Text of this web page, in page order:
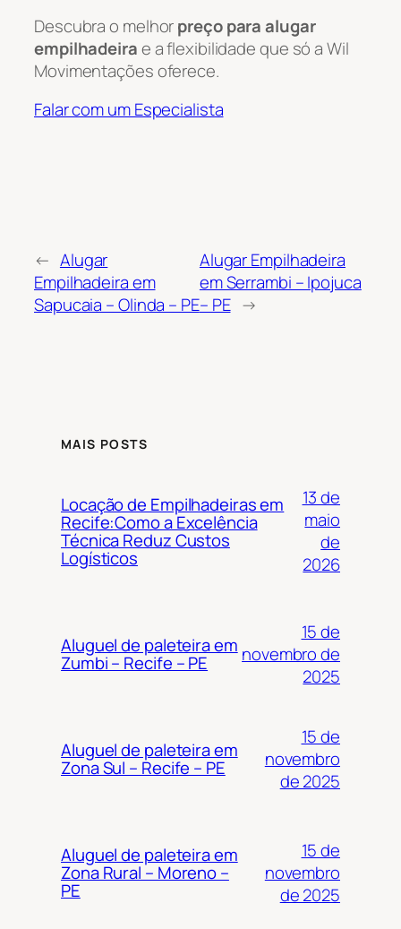
Descubra o melhorpreço para alugar
empilhadeirae a flexibilidade que só a Wil
Movimentações oferece.
Falar com um Especialista
← Alugar
Empilhadeira em
Sapucaia – Olinda – PE
Alugar Empilhadeira
em Serrambi – Ipojuca
– PE →
MAIS POSTS
Locação de Empilhadeiras em
Recife:Como a Excelência
Técnica Reduz Custos
Logísticos
13 de
maio
de
2026
Aluguel de paleteira em
Zumbi – Recife – PE
15 de
novembro de
2025
Aluguel de paleteira em
Zona Sul – Recife – PE
15 de
novembro
de 2025
Aluguel de paleteira em
Zona Rural – Moreno –
PE
15 de
novembro
de 2025